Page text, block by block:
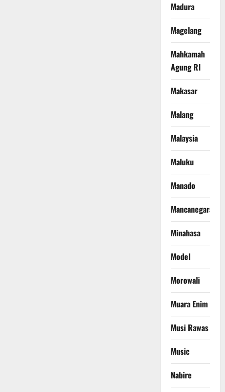
Madura
Magelang
Mahkamah
Agung RI
Makasar
Malang
Malaysia
Maluku
Manado
Mancanegara
Minahasa
Model
Morowali
Muara Enim
Musi Rawas
Music
Nabire